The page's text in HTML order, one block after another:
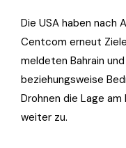
Die USA haben nach
Centcom erneut
meldeten Bahrain
beziehungsweise
Drohnen die Lage
weiter zu.